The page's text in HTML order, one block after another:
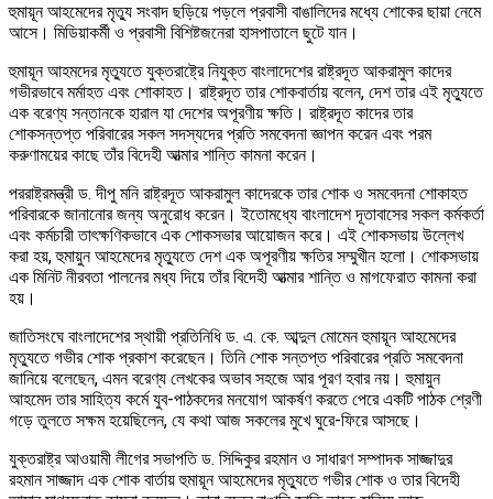
হুমায়ূন আহমেদের মৃত্যু সংবাদ ছড়িয়ে পড়লে প্রবাসী বাঙালিদের মধ্যে শোকের ছায়া নেমে
আসে। মিডিয়াকর্মী ও প্রবাসী বিশিষ্টজনেরা হাসপাতালে ছুটে যান।
হুমায়ূন আহমদের মৃত্যুতে যুক্তরাষ্ট্রে নিযুক্ত বাংলাদেশের রাষ্ট্রদূত আকরামুল কাদের
গভীরভাবে মর্মাহত এবং শোকাহত। রাষ্ট্রদূত তার শোকবার্তায় বলেন, দেশ তার এই মৃত্যুতে
এক বরেণ্য সন্তানকে হারাল যা দেশের অপূরণীয় ক্ষতি। রাষ্ট্রদূত কাদের তার
শোকসন্তপ্ত পরিবারের সকল সদস্যদের প্রতি সমবেদনা জ্ঞাপন করেন এবং পরম
করুণাময়ের কাছে তাঁর বিদেহী আত্মার শান্তি কামনা করেন।
পররাষ্ট্রমন্ত্রী ড. দীপু মনি রাষ্ট্রদূত আকরামুল কাদেরকে তার শোক ও সমবেদনা শোকাহত
পরিবারকে জানানোর জন্য অনুরোধ করেন। ইতোমধ্যে বাংলাদেশ দূতাবাসের সকল কর্মকর্তা
এবং কর্মচারী তাৎক্ষণিকভাবে এক শোকসভার আয়োজন করে। এই শোকসভায় উল্লেখ
করা হয়, হুমায়ুন আহমেদের মৃত্যুতে দেশ এক অপূরণীয় ক্ষতির সম্মুখীন হলো। শোকসভায়
এক মিনিট নীরবতা পালনের মধ্য দিয়ে তাঁর বিদেহী আত্মার শান্তি ও মাগফেরাত কামনা করা
হয়।
জাতিসংঘে বাংলাদেশের স্থায়ী প্রতিনিধি ড. এ. কে. আব্দুল মোমেন হুমায়ূন আহমেদের
মৃত্যুতে গভীর শোক প্রকাশ করেছেন। তিনি শোক সন্তপ্ত পরিবারের প্রতি সমবেদনা
জানিয়ে বলেছেন, এমন বরেণ্য লেখকের অভাব সহজে আর পূরণ হবার নয়। হুমায়ুন
আহমেদ তার সাহিত্য কর্মে যুব-পাঠকদের মনযোগ আকর্ষণ করতে পেরে একটি পাঠক শ্রেণী
গড়ে তুলতে সক্ষম হয়েছিলেন, যে কথা আজ সকলের মুখে ঘুরে-ফিরে আসছে।
যুক্তরাষ্ট্র আওয়ামী লীগের সভাপতি ড. সিদ্দিকুর রহমান ও সাধারণ সম্পাদক সাজ্জাদুর
রহমান সাজ্জাদ এক শোক বার্তায় হুমায়ূন আহমেদের মৃত্যুতে গভীর শোক ও তার বিদেহী